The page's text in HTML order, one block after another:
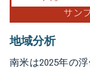
地域分析
南米は2025年の